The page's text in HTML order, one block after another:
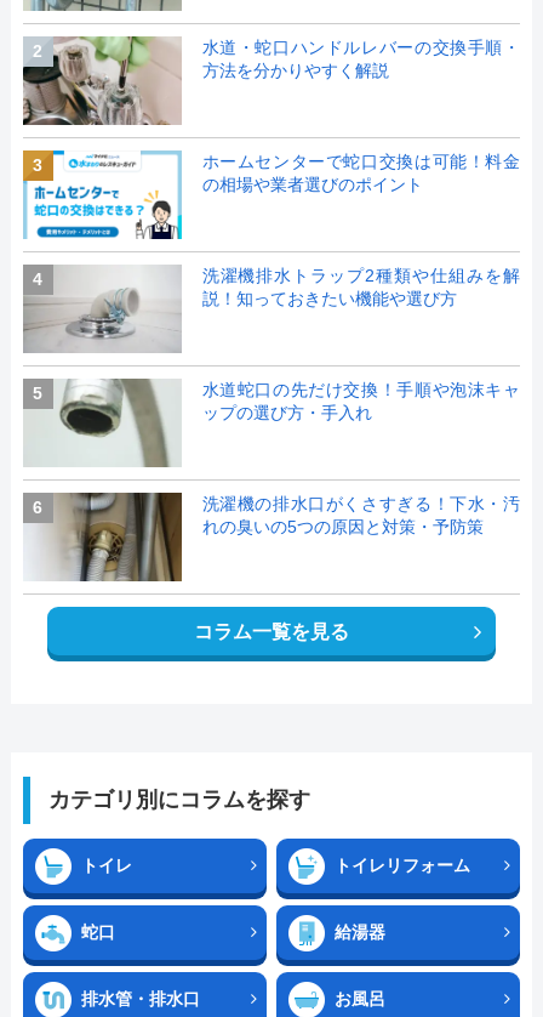
2
水道・蛇口ハンドルレバーの交換手順・
方法を分かりやすく解説
3
ホームセンターで蛇口交換は可能！料金
の相場や業者選びのポイント
4
洗濯機排水トラップ2種類や仕組みを解
説！知っておきたい機能や選び方
5
水道蛇口の先だけ交換！手順や泡沫キャ
ップの選び方・手入れ
6
洗濯機の排水口がくさすぎる！下水・汚
れの臭いの5つの原因と対策・予防策
コラム一覧を見る
カテゴリ別にコラムを探す
トイレ トイレリフォーム
蛇口 給湯器
排水管・排水口 お風呂